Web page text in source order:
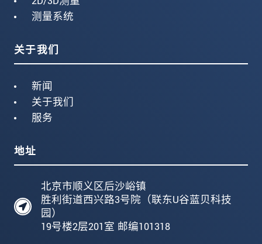
测量系统
关于我们
新闻
关于我们
服务
地址
北京市顺义区后沙峪镇
胜利街道西兴路3号院（联东U谷蓝贝科技
园）
19号楼2层201室 邮编101318